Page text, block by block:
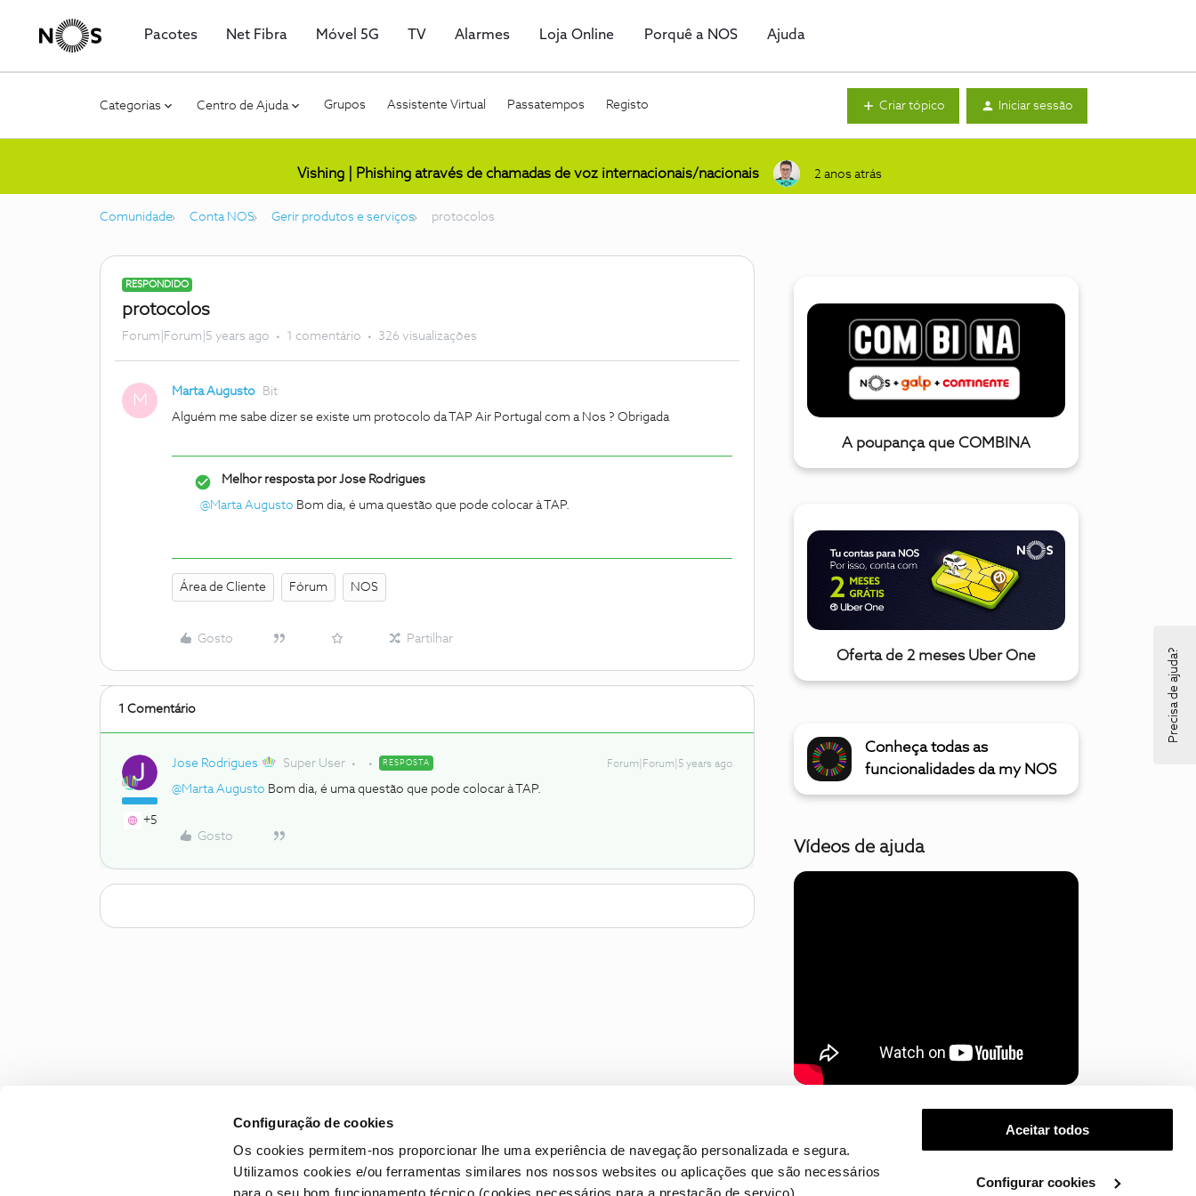
Configuração de cookies
Os cookies permitem-nos proporcionar lhe uma experiência de navegação personalizada e segura.
Utilizamos cookies e/ou ferramentas similares nos nossos websites ou aplicações que são necessários
Aceitar todos
Configurar cookies
Pacotes Net Fibra Móvel 5G TV Alarmes Loja Online Porquê a NOS Ajuda
Categorias Centro de Ajuda Grupos Assistente Virtual Passatempos Registo Criar tópico Iniciar sessão
Vishing | Phishing através de chamadas de voz internacionais/nacionais 2 anos atrás
Comunidade Conta NOS Gerir produtos e serviços protocolos
RESPONDIDO
protocolos
Forum|Forum|5 years ago 1 comentário 326 visualizações
M Marta Augusto Bit
Alguém me sabe dizer se existe um protocolo da TAP Air Portugal com a Nos ? Obrigada
Melhor resposta porJose Rodrigues
@Marta Augusto Bom dia, é uma questão que pode colocar à TAP.
Área de Cliente Fórum NOS
Gosto Partilhar
1 Comentário
+5
Jose Rodrigues Super User RESPOSTA Forum|Forum|5 years ago
@Marta Augusto Bom dia, é uma questão que pode colocar à TAP.
Gosto
A poupança que COMBINA
Oferta de 2 meses Uber One
Conheça todas as
funcionalidades da my NOS
Vídeos de ajuda
Precisa de ajuda?